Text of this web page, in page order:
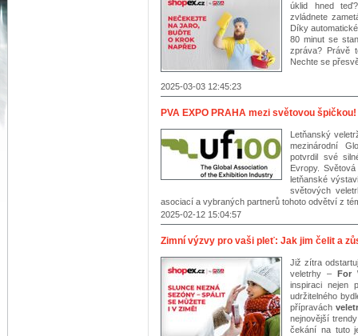
úklid hned
zvládnete
Díky
80 minut se
zpráva? Právě
Nechte se
2025-03-03 12:45:23
PVA EXPO PRAHA mezi světovou špičkou!
Letňanský
mezinárodní
potvrdil své
Evropy.
letňanské
světových
asociací a vybraných partnerů tohoto odvětví z
2025-02-12 15:04:57
Zimní výzvy pro vaši pleť: Jak jim čelit a
Již zítra
veletrhy – For
inspiraci nejen
udržitelného
přípravách
nejnovější
čekání na tuto